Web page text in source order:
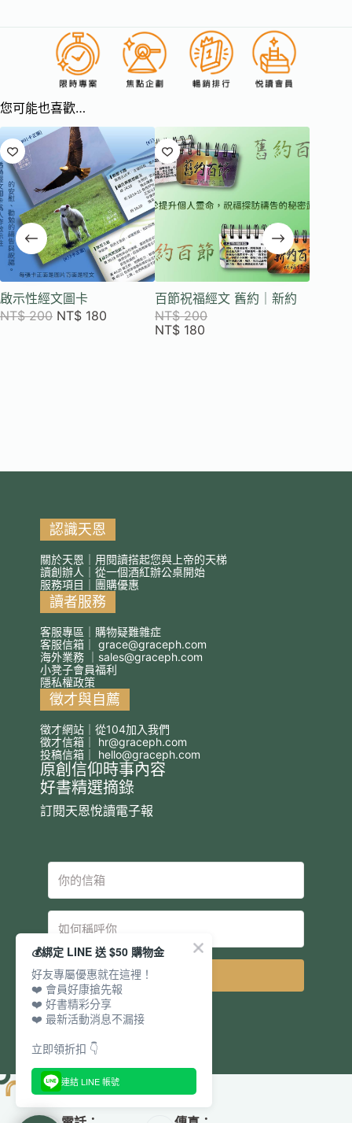
您可能也喜歡…
啟示性經文圖卡
NT$200 NT$ 180
百節祝福經文 舊約｜新約
NT$200
NT$ 180
認識天恩
關於天恩｜用閱讀搭起您與上帝的天梯
讀創辦人｜從一個酒紅辦公桌開始
服務項目｜團購優惠
讀者服務
客服專區｜購物疑難雜症
客服信箱｜ grace@graceph.com
海外業務 ｜ sales@graceph.com
小凳子會員福利
隱私權政策
徵才與自薦
徵才網站｜從104加入我們
徵才信箱｜ hr@graceph.com
投稿信箱｜ hello@graceph.com
原創信仰時事內容
好書精選摘錄
訂閱天恩悅讀電子報
💰綁定 LINE 送 $50 購物金
好友專屬優惠就在這裡！
❤️ 會員好康搶先報
❤️ 好書精彩分享
❤️ 最新活動消息不漏接
立即領折扣 👇
連結 LINE 帳號